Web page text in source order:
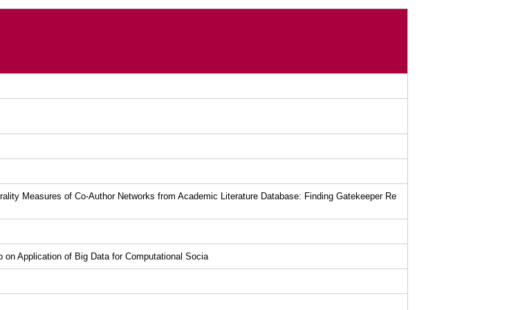
Measures of Co-Author Networks from Academic Literature Database: Finding Gatekeeper Re
on Application of Big Data for Computational Socia